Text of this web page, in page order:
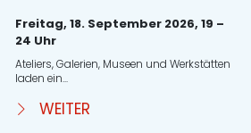
Freitag, 18. September 2026, 19 –
24 Uhr
Ateliers, Galerien, Museen und Werkstätten
laden ein...
WEITER